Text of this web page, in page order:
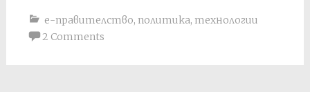
е-правителство, политика, технологии
2 Comments